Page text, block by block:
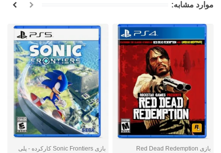
موارد مشابه:
بازی Red Dead Redemption
بازی Sonic Frontiers کارکرده - پلی